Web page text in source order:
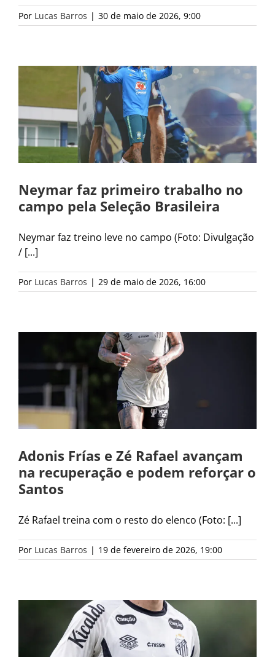
Por Lucas Barros | 30 de maio de 2026, 9:00
Neymar faz primeiro trabalho no
campo pela Seleção Brasileira
Neymar faz treino leve no campo (Foto: Divulgação
/ [...]
Por Lucas Barros | 29 de maio de 2026, 16:00
Adonis Frías e Zé Rafael avançam
na recuperação e podem reforçar o
Santos
Zé Rafael treina com o resto do elenco (Foto: [...]
Por Lucas Barros | 19 de fevereiro de 2026, 19:00